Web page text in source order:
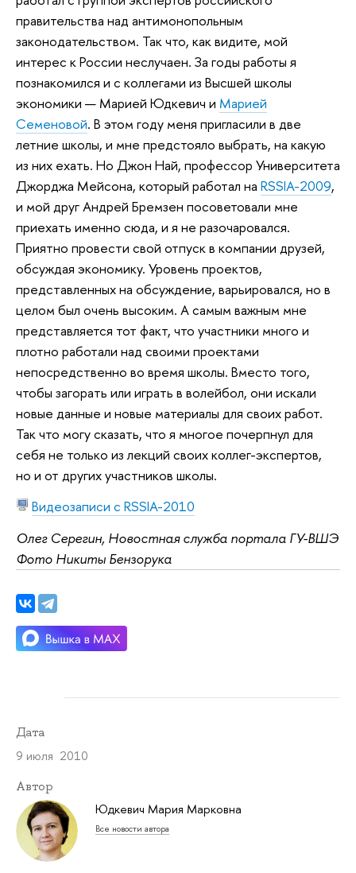
правительства над антимонопольным
законодательством. Так что, как видите, мой
интерес к России неслучаен. За годы работы я
познакомился и с коллегами из Высшей школы
экономики — Марией Юдкевич и Марией
Семеновой. В этом году меня пригласили в две
летние школы, и мне предстояло выбрать, на какую
из них ехать. Но Джон Най, профессор Университета
Джорджа Мейсона, который работал на RSSIA-2009,
и мой друг Андрей Бремзен посоветовали мне
приехать именно сюда, и я не разочаровался.
Приятно провести свой отпуск в компании друзей,
обсуждая экономику. Уровень проектов,
представленных на обсуждение, варьировался, но в
целом был очень высоким. А самым важным мне
представляется тот факт, что участники много и
плотно работали над своими проектами
непосредственно во время школы. Вместо того,
чтобы загорать или играть в волейбол, они искали
новые данные и новые материалы для своих работ.
Так что могу сказать, что я многое почерпнул для
себя не только из лекций своих коллег-экспертов,
но и от других участников школы.
Видеозаписи с RSSIA-2010
Олег Серегин, Новостная служба портала ГУ-ВШЭ
Фото Никиты Бензорука
Дата
9 июля 2010
Автор
Юдкевич Мария Марковна
Все новости автора